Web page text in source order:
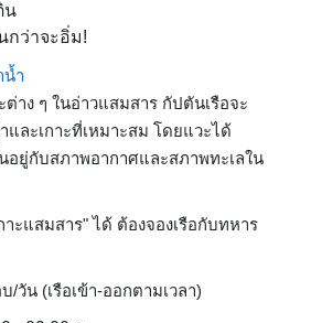
น
กว่าจะอิ่ม!
น้ำ
ต่าง ๆ ในอ่าวแสมสาร กัปตันเรือจะ
ละเกาะที่เหมาะสม โดยแวะได้
อยู่กับสภาพอากาศและสภาพทะเลใน
าะแสมสาร" ได้ ต้องจองเรือกับทหาร
/วัน (เรือเข้า-ออกตามเวลา)